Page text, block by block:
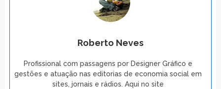
Roberto Neves
Profissional com passagens por Designer Gráfico e
gestões e atuação nas editorias de economia social em
sites, jornais e rádios. Aqui no site